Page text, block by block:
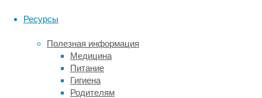
Ресурсы
Полезная информация
Медицина
Питание
Гигиена
Родителям
идёт
синтез
аминокислоты
серина.
Серин
входит